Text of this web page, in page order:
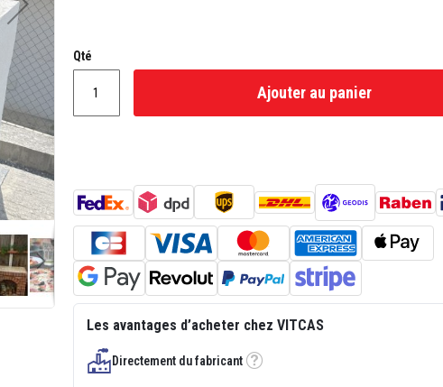
Qté
Ajouter au panier
Les avantages d’acheter chez VITCAS
Directement du fabricant
Tooltip